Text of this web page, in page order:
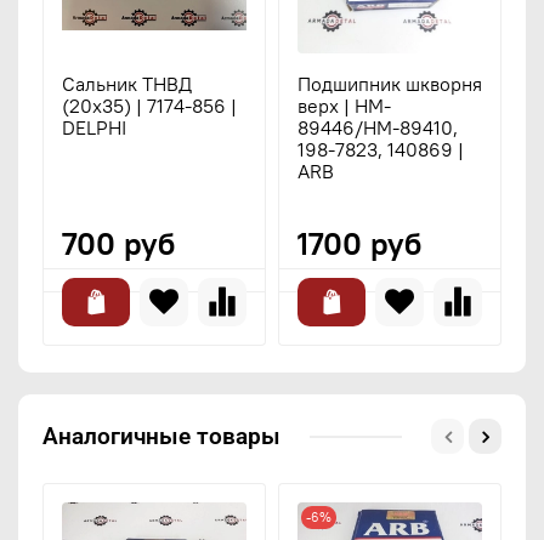
Сальник ТНВД
(20х35) | 7174-856 |
DELPHI
700 руб
Подшипник шкворня
верх | HM-
89446/HM-89410,
198-7823, 140869 |
ARB
1700 руб
Аналогичные товары
-6%